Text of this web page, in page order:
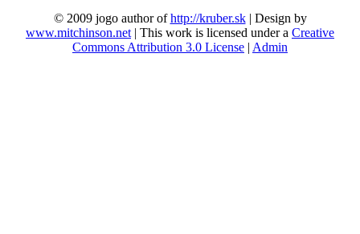
© 2009 jogo author ofhttp://kruber.sk| Design by
www.mitchinson.net | This work is licensed under a Creative
Commons Attribution 3.0 License | Admin